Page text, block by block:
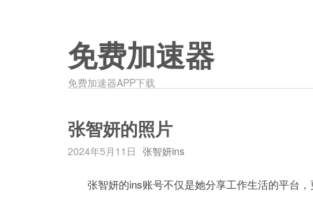
免费加速器
免费加速器APP下载
张智妍的照片
2024年5月11日 张智妍ins
张智妍的ins账号不仅是她分享工作生活的平台，